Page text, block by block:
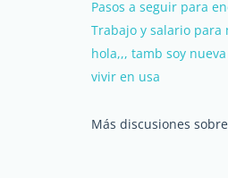
Pasos a seguir para
Trabajo y salario para
hola,,, tamb soy
vivir en usa
Más discusiones